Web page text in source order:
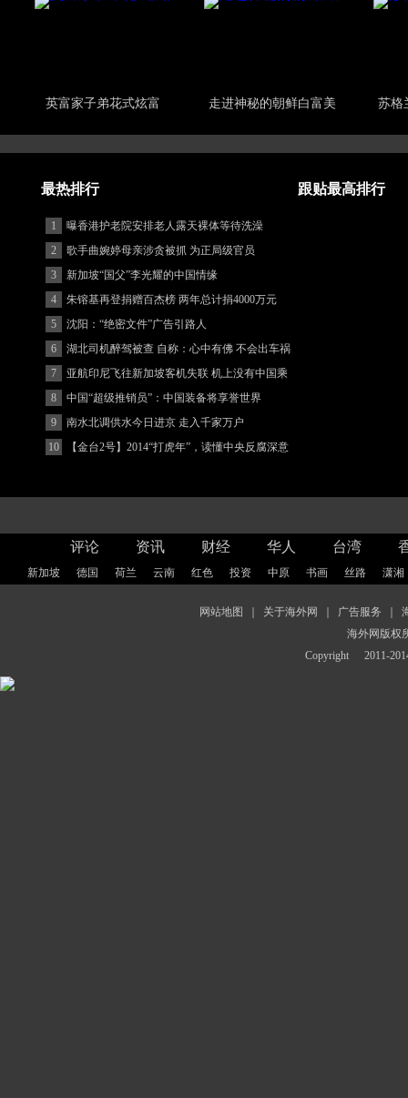
英富家子弟花式炫富 走进神秘的朝鲜白富美 苏格
最热排行 跟贴最高排行
1
曝香港护老院安排老人露天裸体等待洗澡
2
歌手曲婉婷母亲涉贪被抓 为正局级官员
3
新加坡“国父”李光耀的中国情缘
4
朱镕基再登捐赠百杰榜 两年总计捐4000万元
5
沈阳：“绝密文件”广告引路人
6
湖北司机醉驾被查 自称：心中有佛 不会出车祸
(图)
7
亚航印尼飞往新加坡客机失联 机上没有中国乘
客
8
中国“超级推销员”：中国装备将享誉世界
9
南水北调供水今日进京 走入千家万户
10
【金台2号】2014“打虎年”，读懂中央反腐深意
评论 资讯 财经 华人 台湾
新加坡 德国 荷兰 云南 红色 投资 中原 书画 丝路 潇湘
网站地图 关于海外网 广告服务
海外网版权
Copyright
2011-